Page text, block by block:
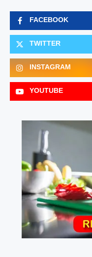
FACEBOOK
TWITTER
INSTAGRAM
YOUTUBE